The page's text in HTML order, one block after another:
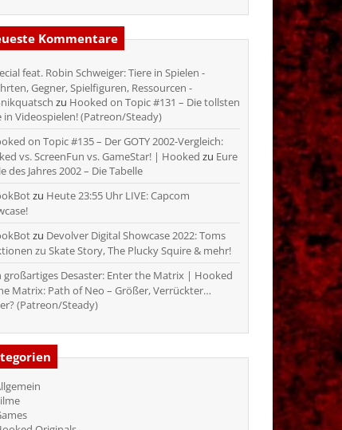
Kommentare
feat. Robin Schweiger: Tiere in Spielen -
Gegner, Spielfiguren, Ressourcen -
zu Hooked on Topic #131 – Die tollsten
in Videospielen! (Patreon/Steady)
on Topic #135 – Der GOTY 2002-Vergleich:
vs. ScreenFun vs. GameStar! | Hooked zu Eure
des Jahres 2002 – Die Tabelle
zu Heute 23:55 Uhr LIVE: Capcom
zu Devolver Digital Showcase 2022: Toms
zu Skate Story, The Plucky Squire & mehr!
großartiges Desaster: Enter the Matrix | Hooked
Matrix: Path of Neo – Größer, Verrückter…
(Patreon/Steady)